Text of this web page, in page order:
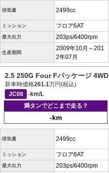
排気量 2499cc
ミッション フロア6AT
最大出力 203ps/6400rpm
生産期間
2009年10月～201
2年07月
2.5 250G Four Fパッケージ 4WD
新車時価格261.1万円(税込)
JC08
-km/L
満タンでどこまで走る？
-km
排気量 2499cc
ミッション フロア6AT
最大出力 203ps/6400rpm